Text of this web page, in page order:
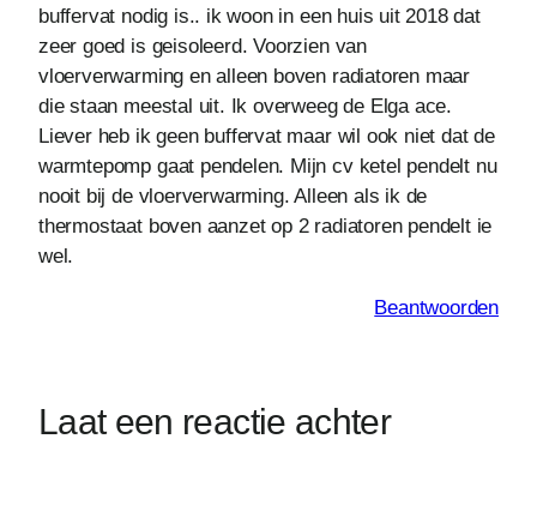
buffervat nodig is.. ik woon in een huis uit 2018 dat
zeer goed is geisoleerd. Voorzien van
vloerverwarming en alleen boven radiatoren maar
die staan meestal uit. Ik overweeg de Elga ace.
Liever heb ik geen buffervat maar wil ook niet dat de
warmtepomp gaat pendelen. Mijn cv ketel pendelt nu
nooit bij de vloerverwarming. Alleen als ik de
thermostaat boven aanzet op 2 radiatoren pendelt ie
wel.
Beantwoorden
Laat een reactie achter